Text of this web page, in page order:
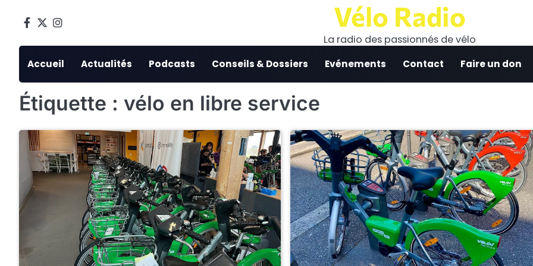
Facebook
TwitterInstagram Vélo Radio
La radio des passionnés de vélo
Accueil Actualités Podcasts Conseils & Dossiers Evénements Contact Faire un don
Étiquette : vélo en libre service